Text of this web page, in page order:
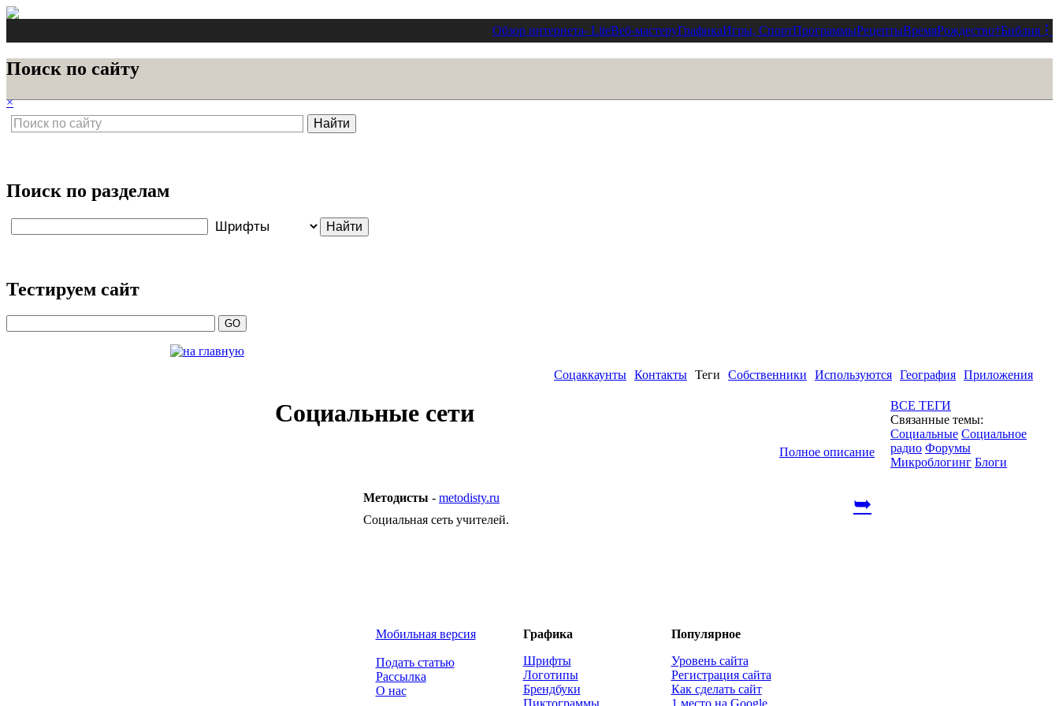
Обзор интернета- LiteВеб-мастеруГрафикаИгры, СпортПрограммыРецептыВремяРождество†Библия ⋮
Поиск по сайту
×
Поиск по разделам
Тестируем сайт
Соцаккаунты Контакты Теги Собственники Используются География Приложения
Социальные сети
Полное описание
Методисты - metodisty.ru
Социальная сеть учителей.
➥
ВСЕ ТЕГИ
Связанные темы:
Социальные Социальное
радио Форумы
Микроблогинг Блоги
Мобильная версия
Подать статью
Рассылка
О нас
Графика
Шрифты
Логотипы
Брендбуки
Популярное
Уровень сайта
Регистрация сайта
Как сделать сайт